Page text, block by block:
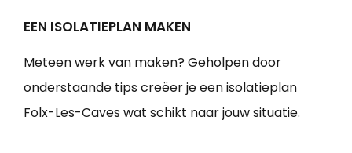
EEN ISOLATIEPLAN MAKEN
Meteen werk van maken? Geholpen door
onderstaande tips creëer je een isolatieplan
Folx-Les-Caves wat schikt naar jouw situatie.